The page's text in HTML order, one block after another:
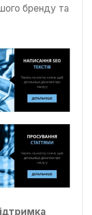
бренду та